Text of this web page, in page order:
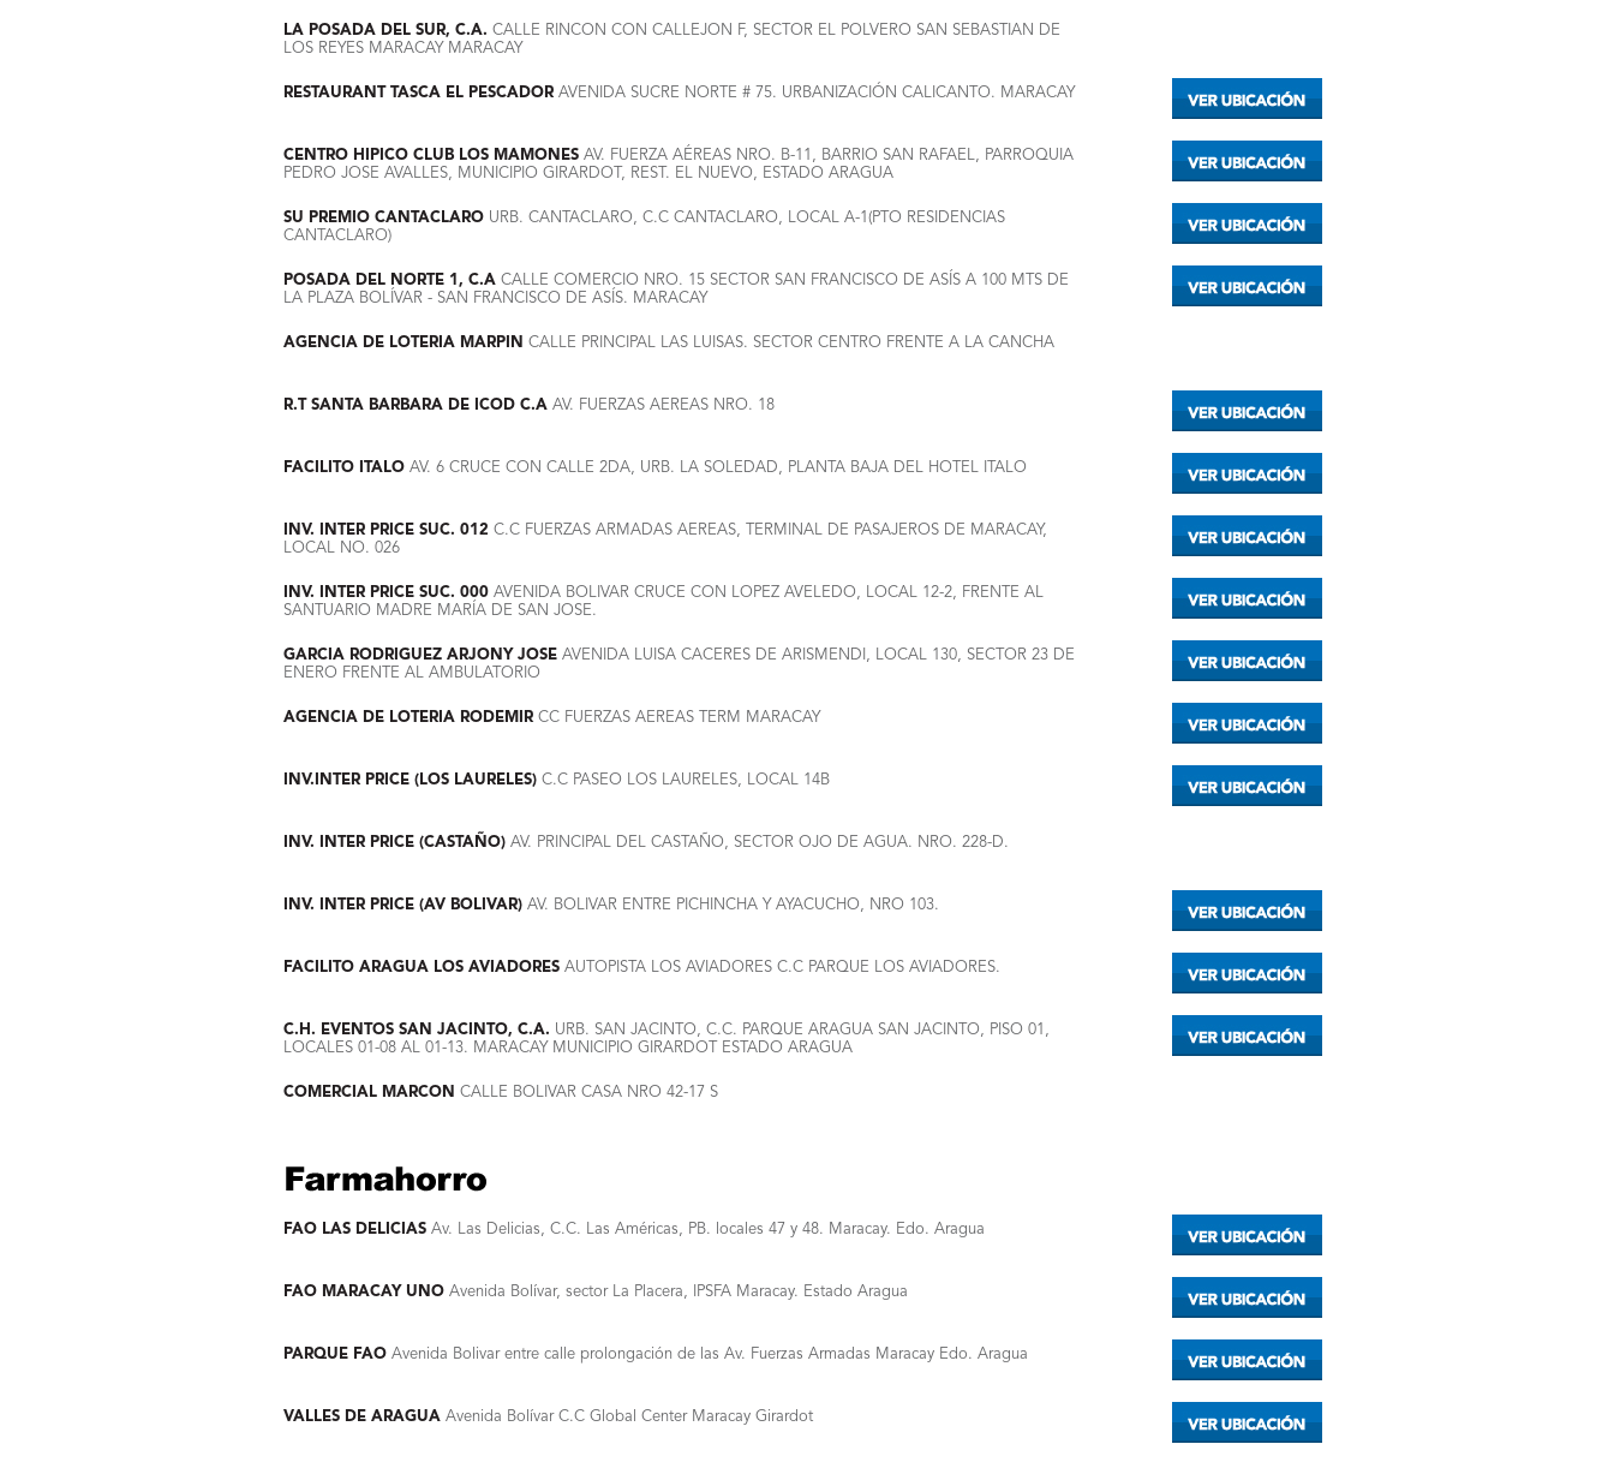
LA POSADA DEL SUR, C.A. CALLE RINCON CON CALLEJON F, SECTOR EL POLVERO SAN SEBASTIAN DE
LOS REYES MARACAY MARACAY
RESTAURANT TASCA EL PESCADOR AVENIDA SUCRE NORTE # 75. URBANIZACIÓN CALICANTO. MARACAY
CENTRO HIPICO CLUB LOS MAMONES AV. FUERZA AÉREAS NRO. B-11, BARRIO SAN RAFAEL, PARROQUIA
PEDRO JOSE AVALLES, MUNICIPIO GIRARDOT, REST. EL NUEVO, ESTADO ARAGUA
SU PREMIO CANTACLARO URB. CANTACLARO, C.C CANTACLARO, LOCAL A-1(PTO RESIDENCIAS
CANTACLARO)
POSADA DEL NORTE 1, C.A CALLE COMERCIO NRO. 15 SECTOR SAN FRANCISCO DE ASÍS A 100 MTS DE
LA PLAZA BOLÍVAR - SAN FRANCISCO DE ASÍS. MARACAY
AGENCIA DE LOTERIA MARPIN CALLE PRINCIPAL LAS LUISAS. SECTOR CENTRO FRENTE A LA CANCHA
R.T SANTA BARBARA DE ICOD C.A AV. FUERZAS AEREAS NRO. 18
FACILITO ITALO AV. 6 CRUCE CON CALLE 2DA, URB. LA SOLEDAD, PLANTA BAJA DEL HOTEL ITALO
INV. INTER PRICE SUC. 012 C.C FUERZAS ARMADAS AEREAS, TERMINAL DE PASAJEROS DE MARACAY,
LOCAL NO. 026
INV. INTER PRICE SUC. 000 AVENIDA BOLIVAR CRUCE CON LOPEZ AVELEDO, LOCAL 12-2, FRENTE AL
SANTUARIO MADRE MARÍA DE SAN JOSE.
GARCIA RODRIGUEZ ARJONY JOSE AVENIDA LUISA CACERES DE ARISMENDI, LOCAL 130, SECTOR 23 DE
ENERO FRENTE AL AMBULATORIO
AGENCIA DE LOTERIA RODEMIR CC FUERZAS AEREAS TERM MARACAY
INV.INTER PRICE (LOS LAURELES) C.C PASEO LOS LAURELES, LOCAL 14B
INV. INTER PRICE (CASTAÑO) AV. PRINCIPAL DEL CASTAÑO, SECTOR OJO DE AGUA. NRO. 228-D.
INV. INTER PRICE (AV BOLIVAR) AV. BOLIVAR ENTRE PICHINCHA Y AYACUCHO, NRO 103.
FACILITO ARAGUA LOS AVIADORES AUTOPISTA LOS AVIADORES C.C PARQUE LOS AVIADORES.
C.H. EVENTOS SAN JACINTO, C.A. URB. SAN JACINTO, C.C. PARQUE ARAGUA SAN JACINTO, PISO 01,
LOCALES 01-08 AL 01-13. MARACAY MUNICIPIO GIRARDOT ESTADO ARAGUA
COMERCIAL MARCON CALLE BOLIVAR CASA NRO 42-17 S
FAO LAS DELICIAS Av. Las Delicias, C.C. Las Américas, PB. locales 47 y 48. Maracay. Edo. Aragua
FAO MARACAY UNO Avenida Bolívar, sector La Placera, IPSFA Maracay. Estado Aragua
PARQUE FAO Avenida Bolivar entre calle prolongación de las Av. Fuerzas Armadas Maracay Edo. Aragua
VALLES DE ARAGUA Avenida Bolívar C.C Global Center Maracay Girardot